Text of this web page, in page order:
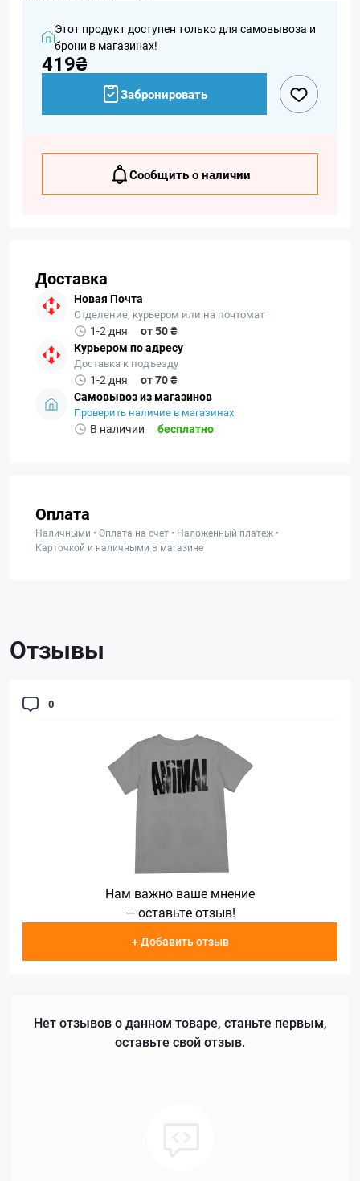
Этот продукт доступен только для самовывоза и
брони в магазинах!
419₴
Забронировать
Сообщить о наличии
Доставка
Новая Почта
Отделение, курьером или на почтомат
1-2 дня
от 50 ₴
Курьером по адресу
Доставка к подъезду
1-2 дня
от 70 ₴
Самовывоз из магазинов
Проверить наличие в магазинах
В наличии бесплатно
Оплата
Наличными • Оплата на счет • Наложенный платеж •
Карточкой и наличными в магазине
Отзывы
0
Нам важно ваше мнение
— оставьте отзыв!
+ Добавить отзыв
Нет отзывов о данном товаре, станьте первым,
оставьте свой отзыв.